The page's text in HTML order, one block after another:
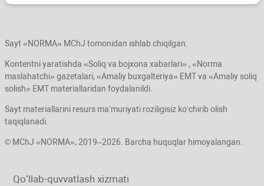
Sayt «NORMA» MChJ tomonidan ishlab chiqilgan.
Kontentni yaratishda «Soliq va bojхona хabarlari» , «Norma
maslahatchi» gazetalari, «Amaliy buхgalteriya» EMT va «Amaliy soliq
solish» EMT materiallaridan foydalanildi.
Sayt materiallarini resurs ma’muriyati roziligisiz koʻchirib olish
taqiqlanadi.
© MChJ «NORMA», 2019–2026. Barcha huquqlar himoyalangan.
Qoʻllab-quvvatlash хizmati